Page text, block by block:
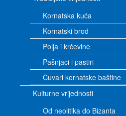
Kornatska kuća
Kornatski brod
Polja i krčevine
Pašnjaci i pastiri
Čuvari kornatske baštine
Kulturne vrijednosti
Od neolitika do Bizanta